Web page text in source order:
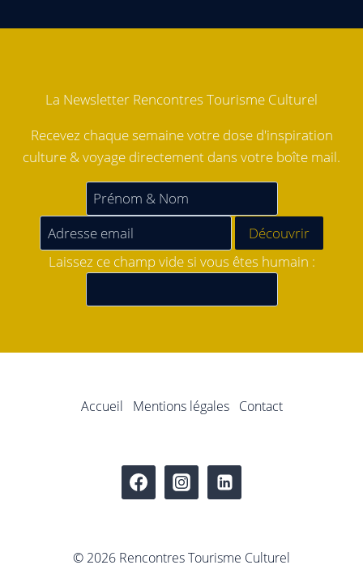
La Newsletter Rencontres Tourisme Culturel
Recevez chaque semaine votre dose d'inspiration
culture & voyage directement dans votre boîte mail.
Laissez ce champ vide si vous êtes humain :
Accueil Mentions légales Contact
© 2026 Rencontres Tourisme Culturel